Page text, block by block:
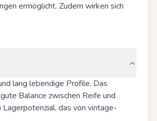
ermöglicht. Zudem wirken sich
lang lebendige Profile. Das
Balance zwischen Reife und
das von vintage-